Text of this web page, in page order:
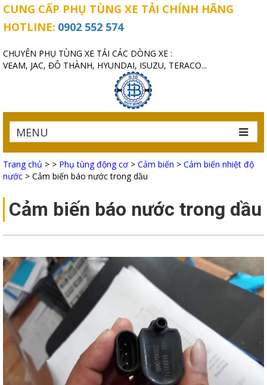
CUNG CẤP PHỤ TÙNG XE TẢI CHÍNH HÃNG
HOTLINE: 0902 552 574
CHUYÊN PHỤ TÙNG XE TẢI CÁC DÒNG XE :
VEAM, JAC, ĐÔ THÀNH, HYUNDAI, ISUZU, TERACO...
MENU
Trang chủ > > Phụ tùng động cơ > Cảm biến > Cảm biến nhiệt độ
nước > Cảm biến báo nước trong dầu
Cảm biến báo nước trong dầu